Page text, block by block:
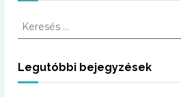
g
K
eLegutóbbi bejegyzések